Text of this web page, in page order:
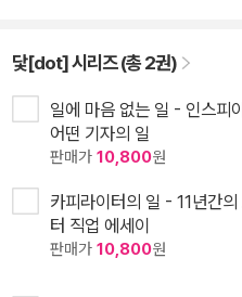
닻[dot] 시리즈 (총 2권)
일에 마음 없는 일 - 인스피
어떤 기자의 일
판매가 10,800원
카피라이터의 일 - 11년간
터 직업 에세이
판매가 10,800원